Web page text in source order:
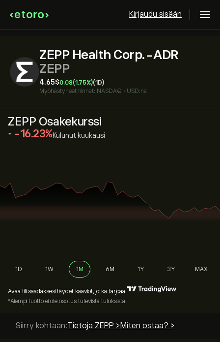
Kirjaudu sisään
ZEPP Health Corp.-ADR
ZEPP
4.65‎$‎0.08(1.75%)(1D)
Myöhästyneet hinnat: NASDAQ • USD:na
ZEPP Osakekurssi
‎-16.23‎ Kulunut kuukausi
1D 1W 1M 6M 1Y 3Y MAX
Avaa tili saadaksesi täydet kaaviot, jotka tarjoaa
*Aiempi tuotto ei ole osoitus tulevista tuloksista
Siirry kohtaan:Tietoja ZEPP > Miten ostaa? >